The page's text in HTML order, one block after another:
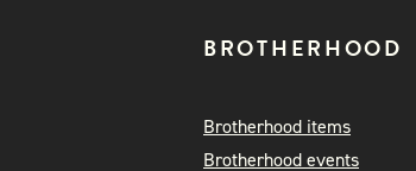
BROTHERHOOD
Brotherhood items
Brotherhood events